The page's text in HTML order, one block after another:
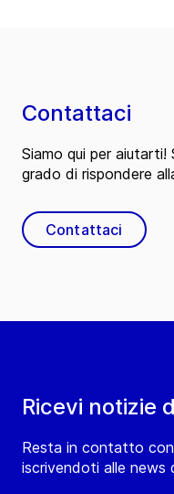
Ricevi notizie
Resta in contatto
iscrivendoti alle news
Contattaci
Siamo qui per
grado di rispondere
Contattaci